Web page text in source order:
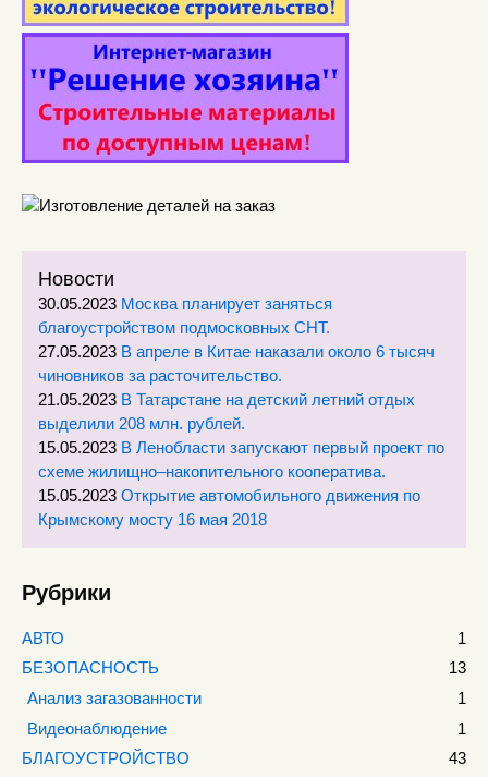
Новости
30.05.2023 Москва планирует заняться
благоустройством подмосковных СНТ.
27.05.2023 В апреле в Китае наказали около 6 тысяч
чиновников за расточительство.
21.05.2023 В Татарстане на детский летний отдых
выделили 208 млн. рублей.
15.05.2023 В Ленобласти запускают первый проект по
схеме жилищно–накопительного кооператива.
15.05.2023 Открытие автомобильного движения по
Крымскому мосту 16 мая 2018
Рубрики
АВТО
1
БЕЗОПАСНОСТЬ
13
Анализ загазованности
1
Видеонаблюдение
1
БЛАГОУСТРОЙСТВО
43